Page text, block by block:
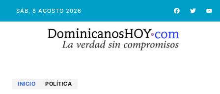
SÁB, 8 AGOSTO 2026
INICIO POLÍTICA